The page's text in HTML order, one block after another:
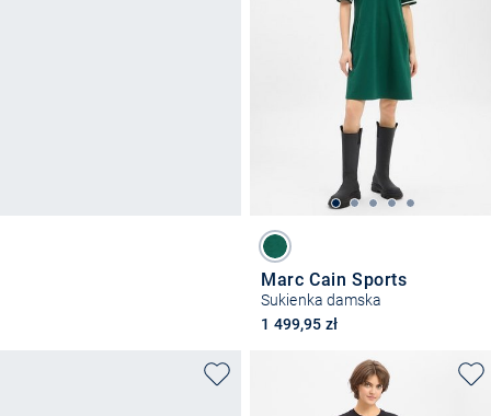
Marc Cain Sports
Sukienka damska
1 499,95 zł